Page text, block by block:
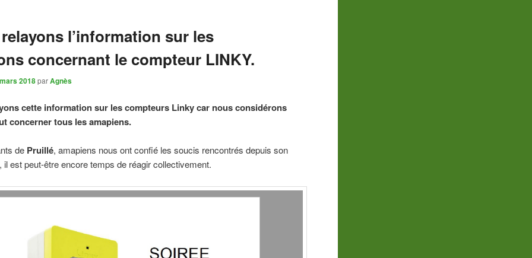
l’information sur les
concernant le compteur LINKY.
2018 parAgnès
cette information sur les compteurs Linky car nous considérons
concerner tous les amapiens.
de Pruillé, amapiens nous ont confié les soucis rencontrés depuis son
il est peut-être encore temps de réagir collectivement.